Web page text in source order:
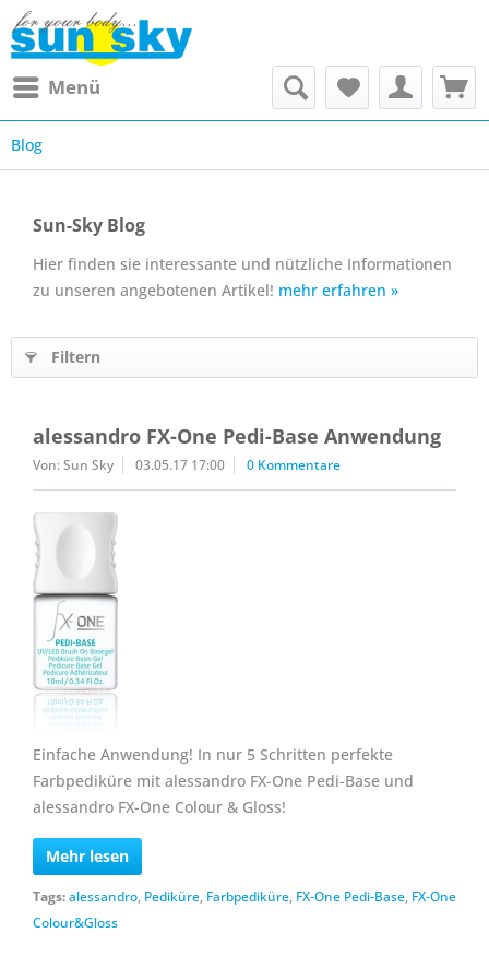
Menü
Blog
Sun-Sky Blog
Hier finden sie interessante und nützliche Informationen
zu unseren angebotenen Artikel! mehr erfahren »
Filtern
alessandro FX-One Pedi-Base Anwendung
Von: Sun Sky 03.05.17 17:00 0 Kommentare
Einfache Anwendung! In nur 5 Schritten perfekte
Farbpediküre mit alessandro FX-One Pedi-Base und
alessandro FX-One Colour & Gloss!
Mehr lesen
Tags:alessandro, Pediküre, Farbpediküre, FX-One Pedi-Base, FX-One
Colour&Gloss